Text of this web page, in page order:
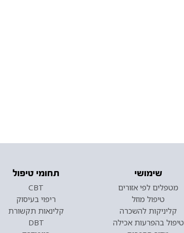
שימושי
מטפלים לפי אזורים
טיפול מוזל
קליניקות להשכרה
טיפול בהפרעות אכילה
תחומי טיפול
CBT
ריפוי בעיסוק
קלינאות תקשורת
DBT